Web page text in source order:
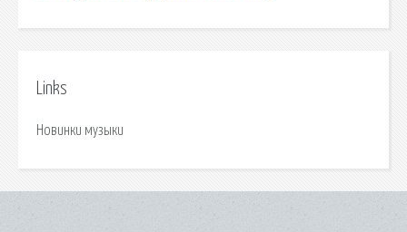
Links
Новинки музыки